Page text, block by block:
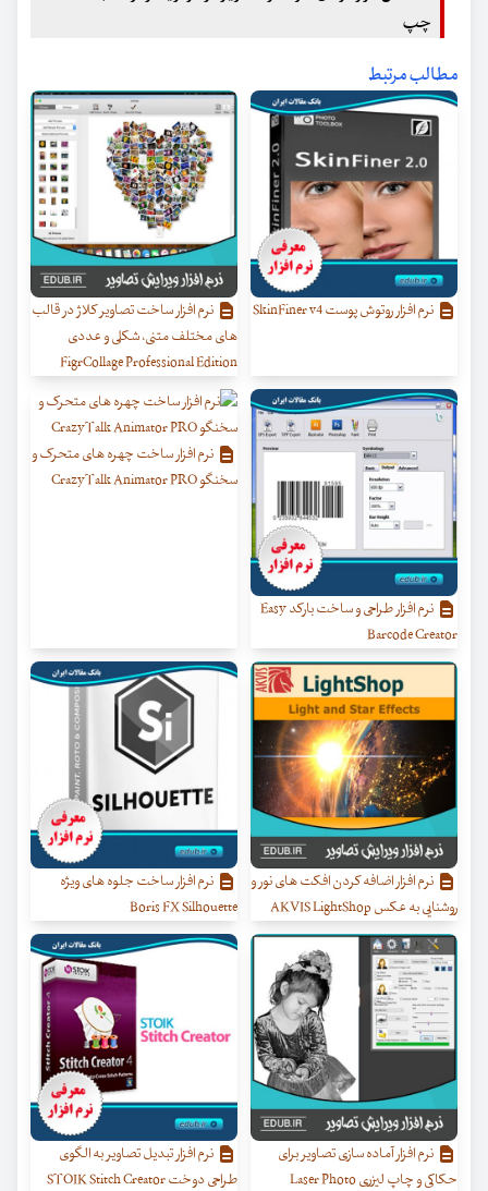
چپ
مطالب مرتبط
نرم افزار روتوش پوست SkinFiner v4
نرم افزار ساخت تصاویر کلاژ در قالب
های مختلف متنی، شکلی و عددی
FigrCollage Professional Edition
نرم افزار طراحی و ساخت بارکد Easy
Barcode Creator
نرم افزار ساخت چهره های متحرک و
سخنگو CrazyTalk Animator PRO
نرم افزار اضافه کردن افکت های نور و
روشنایی به عکس AKVIS LightShop
نرم افزار ساخت جلوه های ویژه
Boris FX Silhouette
نرم افزار آماده سازی تصاویر برای
حکاکی و چاپ لیزری Laser Photo
نرم افزار تبدیل تصاویر به الگوی
طراحی دوخت STOIK Stitch Creator